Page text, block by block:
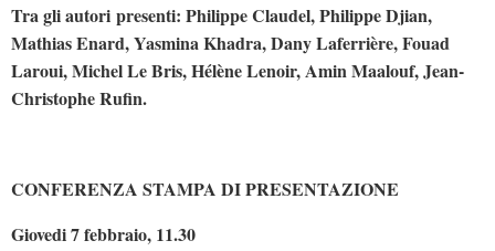
Tra gli autori presenti: Philippe Claudel, Philippe Djian,
Mathias Enard, Yasmina Khadra, Dany Laferrière, Fouad
Laroui, Michel Le Bris, Hélène Lenoir, Amin Maalouf, Jean-
Christophe Rufin.
CONFERENZA STAMPA DI PRESENTAZIONE
Giovedi 7 febbraio, 11.30